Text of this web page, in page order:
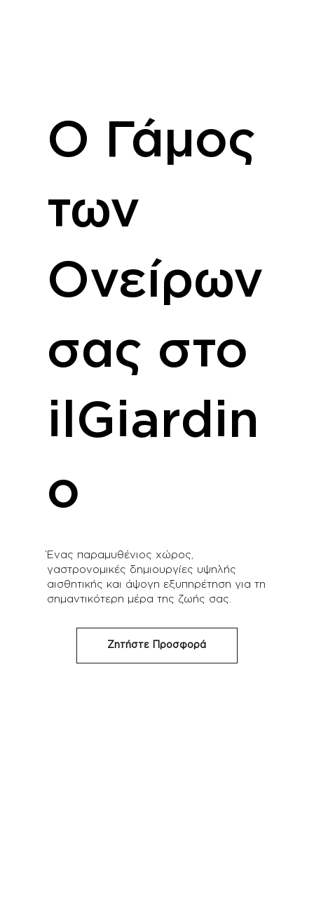
Ο Γάμος
των
Ονείρων
σας στο
ilGiardin
o
Ένας παραμυθένιος χώρος,
γαστρονομικές δημιουργίες υψηλής
αισθητικής και άψογη εξυπηρέτηση για τη
σημαντικότερη μέρα της ζωής σας.
Ζητήστε Προσφορά